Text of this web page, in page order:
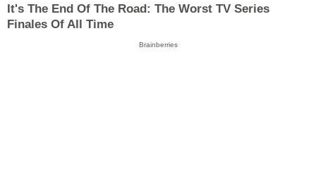
It's The End Of The Road: The Worst TV Series
Finales Of All Time
Brainberries